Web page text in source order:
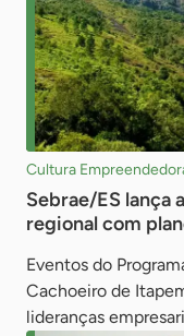
Cultura
Sebrae/ES lança
regional com
Eventos do
Cachoeiro de
lideranças